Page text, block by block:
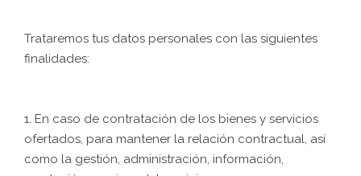
Trataremos tus datos personales con las siguientes
finalidades:
1. En caso de contratación de los bienes y servicios
ofertados, para mantener la relación contractual, así
como la gestión, administración, información,